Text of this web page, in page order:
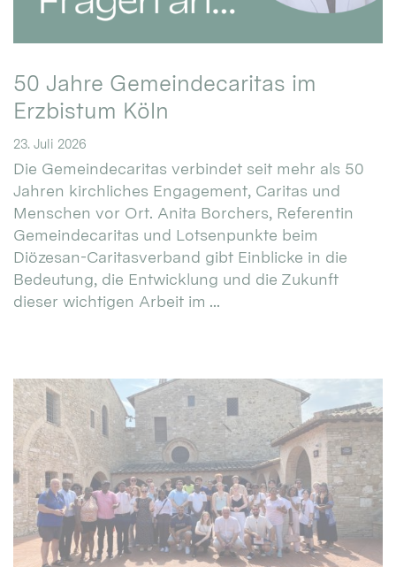
50 Jahre Gemeindecaritas im
Erzbistum Köln
23. Juli 2026
Die Gemeindecaritas verbindet seit mehr als 50
Jahren kirchliches Engagement, Caritas und
Menschen vor Ort. Anita Borchers, Referentin
Gemeindecaritas und Lotsenpunkte beim
Diözesan-Caritasverband gibt Einblicke in die
Bedeutung, die Entwicklung und die Zukunft
dieser wichtigen Arbeit im ...